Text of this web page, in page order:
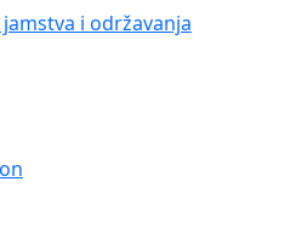
i održavanja